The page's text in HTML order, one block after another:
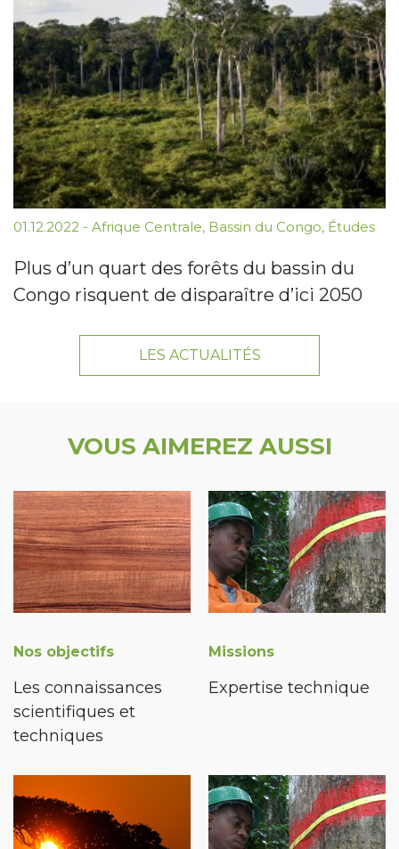
01.12.2022 - Afrique Centrale, Bassin du Congo, Études
Plus d’un quart des forêts du bassin du
Congo risquent de disparaître d’ici 2050
LES ACTUALITÉS
VOUS AIMEREZ AUSSI
Nos objectifs
Les connaissances
scientifiques et
techniques
Missions
Expertise technique